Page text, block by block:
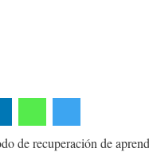
de recuperación de